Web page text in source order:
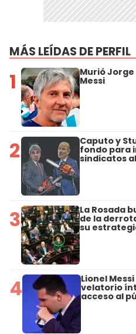
MÁS LEÍDAS DE PERFIL
1 Murió Jorge
Messi
2 Caputo y
fondo para
sindicatos
3 La Rosada
de la
su
4 Lionel
velatorio
acceso al